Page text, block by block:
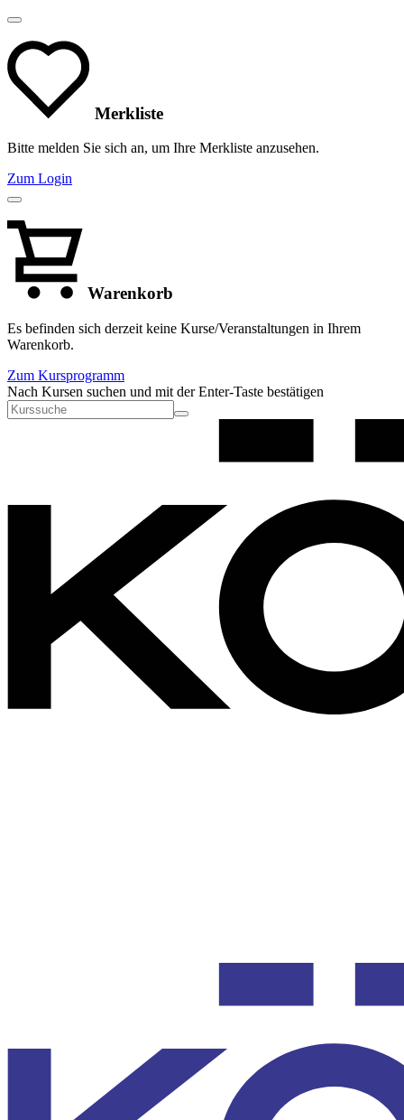
Merkliste
Bitte melden Sie sich an, um Ihre Merkliste anzusehen.
Zum Login
Warenkorb
Es befinden sich derzeit keine Kurse/Veranstaltungen in Ihrem
Warenkorb.
Zum Kursprogramm
Nach Kursen suchen und mit der Enter-Taste bestätigen